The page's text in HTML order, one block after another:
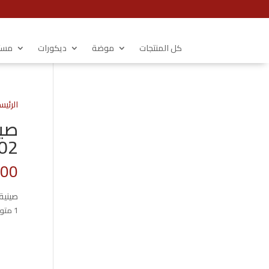
كل المنتجات موضة ديكورات
صينية
1 متوفر في المخزون